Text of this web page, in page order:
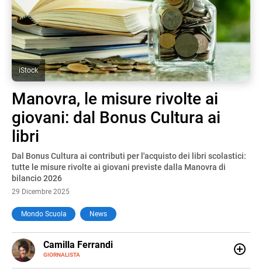
iStock
Manovra, le misure rivolte ai
giovani: dal Bonus Cultura ai
libri
Dal Bonus Cultura ai contributi per l'acquisto dei libri scolastici:
tutte le misure rivolte ai giovani previste dalla Manovra di
bilancio 2026
29 Dicembre 2025
Mondo Scuola News
Camilla Ferrandi
GIORNALISTA
E-
MAIL
LINKEDIN